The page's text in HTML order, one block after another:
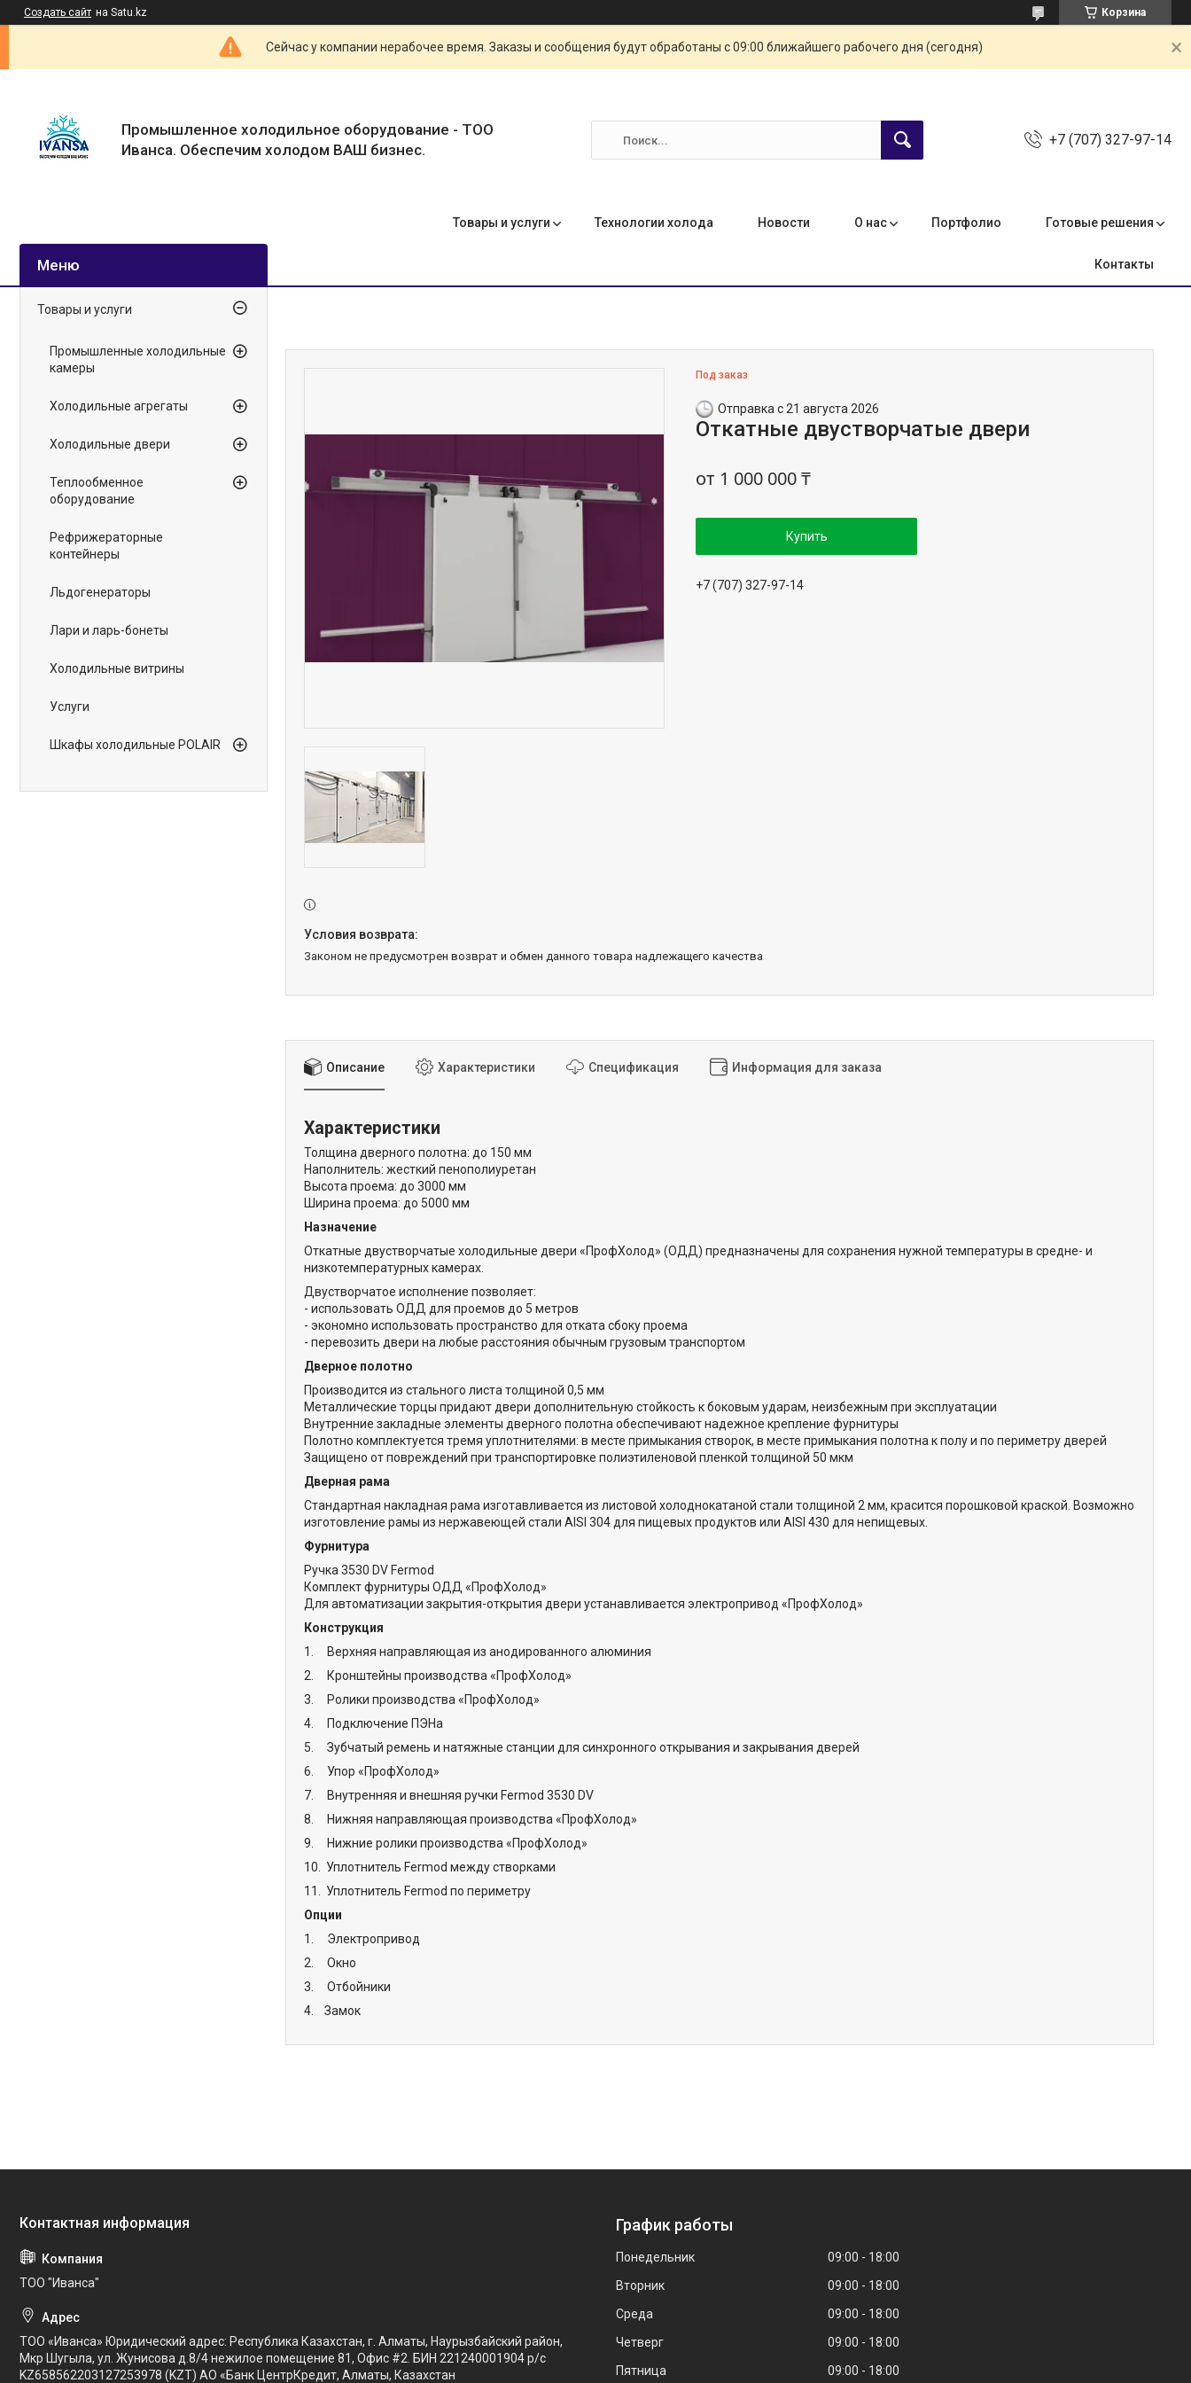
Создать сайт на Satu.kz Корзина
Сейчас у компании нерабочее время. Заказы и сообщения будут обработаны с 09:00 ближайшего рабочего дня (сегодня)
Промышленное холодильное оборудование - ТОО
Иванса. Обеспечим холодом ВАШ бизнес.
+7 (707) 327-97-14
Товары и услуги Технологии холода Новости О нас Портфолио Готовые решения
Контакты
Под заказ
Отправка с 21 августа 2026
Откатные двустворчатые двери
от 1 000 000 ₸
Купить
+7 (707) 327-97-14
Законом не предусмотрен возврат и обмен данного товара надлежащего качества
Описание Характеристики Спецификация Информация для заказа
Характеристики
Толщина дверного полотна: до 150 мм
Наполнитель: жесткий пенополиуретан
Высота проема: до 3000 мм
Ширина проема: до 5000 мм
Назначение
Откатные двустворчатые холодильные двери «ПрофХолод» (ОДД) предназначены для сохранения нужной температуры в средне- и
низкотемпературных камерах.
Двустворчатое исполнение позволяет:
- использовать ОДД для проемов до 5 метров
- экономно использовать пространство для отката сбоку проема
- перевозить двери на любые расстояния обычным грузовым транспортом
Дверное полотно
Производится из стального листа толщиной 0,5 мм
Металлические торцы придают двери дополнительную стойкость к боковым ударам, неизбежным при эксплуатации
Внутренние закладные элементы дверного полотна обеспечивают надежное крепление фурнитуры
Полотно комплектуется тремя уплотнителями: в месте примыкания створок, в месте примыкания полотна к полу и по периметру дверей
Защищено от повреждений при транспортировке полиэтиленовой пленкой толщиной 50 мкм
Дверная рама
Стандартная накладная рама изготавливается из листовой холоднокатаной стали толщиной 2 мм, красится порошковой краской. Возможно
изготовление рамы из нержавеющей стали AISI 304 для пищевых продуктов или AISI 430 для непищевых.
Фурнитура
Ручка 3530 DV Fermod
Комплект фурнитуры ОДД «ПрофХолод»
Для автоматизации закрытия-открытия двери устанавливается электропривод «ПрофХолод»
Конструкция
1. Верхняя направляющая из анодированного алюминия
2. Кронштейны производства «ПрофХолод»
3. Ролики производства «ПрофХолод»
4. Подключение ПЭНа
5. Зубчатый ремень и натяжные станции для синхронного открывания и закрывания дверей
6. Упор «ПрофХолод»
7. Внутренняя и внешняя ручки Fermod 3530 DV
8. Нижняя направляющая производства «ПрофХолод»
9. Нижние ролики производства «ПрофХолод»
10. Уплотнитель Fermod между створками
11. Уплотнитель Fermod по периметру
Опции
1. Электропривод
2. Окно
3. Отбойники
4. Замок
Товары и услуги
Промышленные холодильные
камеры
Холодильные агрегаты
Холодильные двери
Теплообменное
оборудование
Рефрижераторные
контейнеры
Льдогенераторы
Лари и ларь-бонеты
Холодильные витрины
Услуги
Шкафы холодильные POLAIR
ТОО "Иванса"
ТОО «Иванса» Юридический адрес: Республика Казахстан, г. Алматы, Наурызбайский район,
Мкр Шугыла, ул. Жунисова д.8/4 нежилое помещение 81, Офис #2. БИН 221240001904 р/с
KZ658562203127253978 (KZT) АО «Банк ЦентрКредит, Алматы, Казахстан
График работы
Понедельник 09:00
18:00
Вторник
09:00
18:00
Среда
09:00
18:00
Четверг
09:00
18:00
Пятница
09:00 18:00